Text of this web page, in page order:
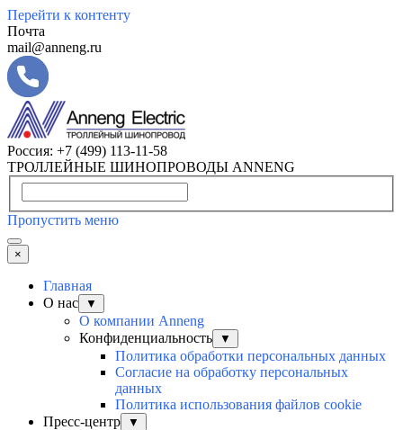
Перейти к контенту
Почта
mail@anneng.ru
Россия: +7 (499) 113-11-58
ТРОЛЛЕЙНЫЕ ШИНОПРОВОДЫ ANNENG
Пропустить меню
×
Главная
О нас
▼
О компании Anneng
Конфиденциальность
▼
Политика обработки персональных данных
Согласие на обработку персональных
данных
Политика использования файлов cookie
Пресс-центр
▼